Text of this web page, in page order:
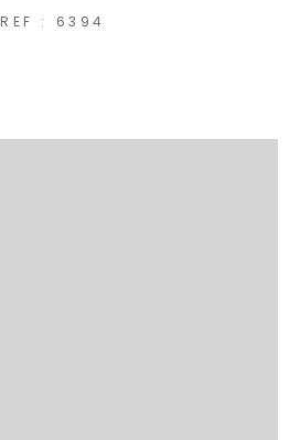
REF : 6394